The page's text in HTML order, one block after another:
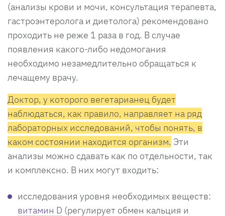
(анализы крови и мочи, консультация терапевта,
гастроэнтеролога и диетолога) рекомендовано
проходить не реже 1 раза в год. В случае
появления какого-либо недомогания
необходимо незамедлительно обращаться к
лечащему врачу.
Доктор, у которого вегетарианец будет
наблюдаться, как правило, направляет на ряд
лабораторных исследований, чтобы понять, в
каком состоянии находится организм. Эти
анализы можно сдавать как по отдельности, так
и комплексно. В них могут входить:
исследования уровня необходимых веществ:
витамин D (регулирует обмен кальция и